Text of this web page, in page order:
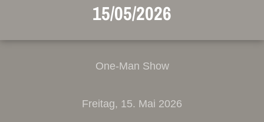
15/05/2026
One-Man Show
Freitag, 15. Mai 2026